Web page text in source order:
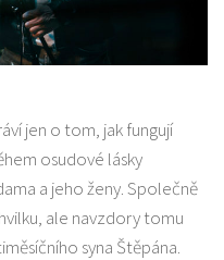
jen o tom, jak fungují
osudové lásky
a jeho ženy. Společně
ale navzdory tomu
syna Štěpána.